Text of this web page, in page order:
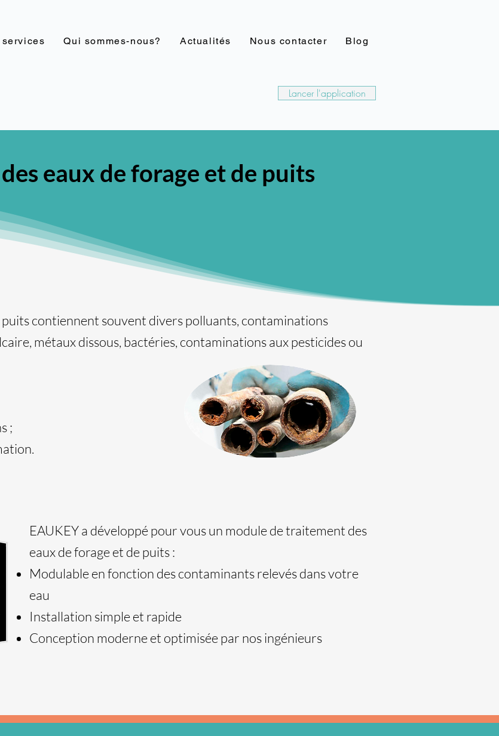
Qui sommes-nous? Actualités Nous contacter Blog
Lancer l'application
eaux de forage et de puits
puits contiennent souvent divers polluants, contaminations
métaux dissous, bactéries, contaminations aux pesticides ou
;
EAUKEY a développé pour vous un module de traitement des
eaux de forage et de puits :
Modulable en fonction des contaminants relevés dans votre
eau
Installation simple et rapide
Conception moderne et optimisée par nos ingénieurs